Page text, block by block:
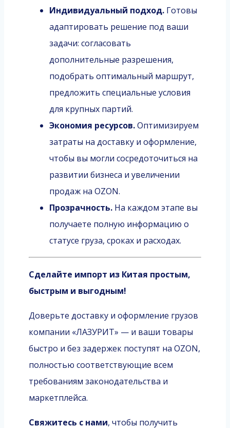
Индивидуальный подход. Готовы
адаптировать решение под ваши
задачи: согласовать
дополнительные разрешения,
подобрать оптимальный маршрут,
предложить специальные условия
для крупных партий.
Экономия ресурсов.Оптимизируем
затраты на доставку и оформление,
чтобы вы могли сосредоточиться на
развитии бизнеса и увеличении
продаж на OZON.
Прозрачность. На каждом этапе вы
получаете полную информацию о
статусе груза, сроках и расходах.
Сделайте импорт из Китая простым,
быстрым и выгодным!
Доверьте доставку и оформление грузов
компании «ЛАЗУРИТ» — и ваши товары
быстро и без задержек поступят на OZON,
полностью соответствующие всем
требованиям законодательства и
маркетплейса.
Свяжитесь с нами, чтобы получить